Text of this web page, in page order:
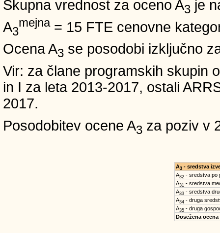
Skupna vrednost za oceno A3 je
A3
mejna= 15 FTE cenovne
Ocena A3 se posodobi izključno
Vir: za člane programskih skupin
in I za leta 2013-2017, ostali
2017.
Posodobitev ocene A3 za poziv v
A3- sredstva
A32- sredstva po
A31 - sredstva
A33- sredstva
A34 - druga
A35- druga
Dosežena ocena